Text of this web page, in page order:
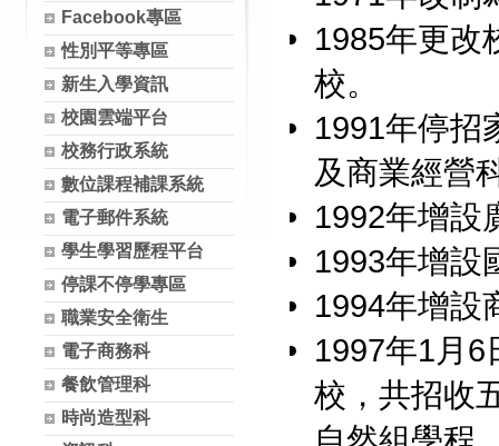
Facebook專區
性別平等專區
新生入學資訊
校園雲端平台
校務行政系統
數位課程補課系統
電子郵件系統
學生學習歷程平台
停課不停學專區
職業安全衛生
電子商務科
餐飲管理科
時尚造型科
1985年更改
校。
1991年停招
及商業經營
1992年增設
1993年增設
1994年增設
1997年1月6
校，共招收